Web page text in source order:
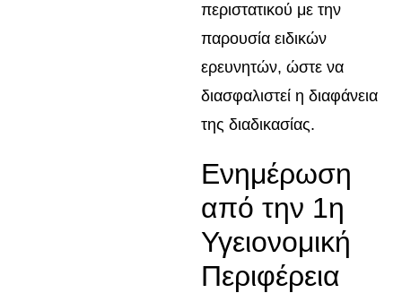
περιστατικού με την
παρουσία ειδικών
ερευνητών, ώστε να
διασφαλιστεί η διαφάνεια
της διαδικασίας.
Ενημέρωση
από την 1η
Υγειονομική
Περιφέρεια